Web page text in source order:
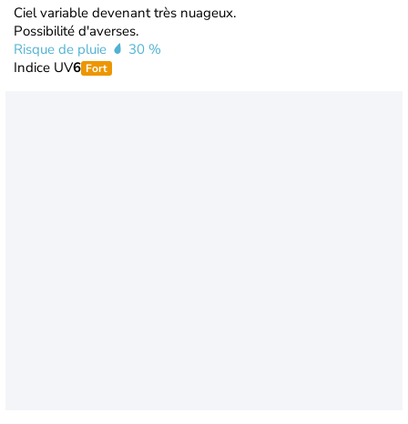
Ciel variable devenant très nuageux.
Possibilité d'averses.
Risque de pluie
30 %
Indice UV6 Fort